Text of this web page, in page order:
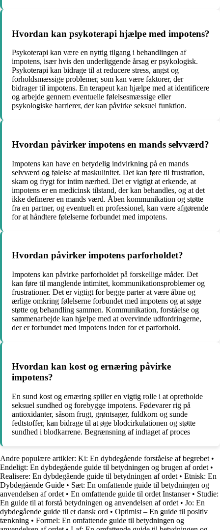
Hvordan kan psykoterapi hjælpe med impotens?
Psykoterapi kan være en nyttig tilgang i behandlingen af
impotens, især hvis den underliggende årsag er psykologisk.
Psykoterapi kan bidrage til at reducere stress, angst og
forholdsmæssige problemer, som kan være faktorer, der
bidrager til impotens. En terapeut kan hjælpe med at identificere
og arbejde gennem eventuelle følelsesmæssige eller
psykologiske barrierer, der kan påvirke seksuel funktion.
Hvordan påvirker impotens en mands selvværd?
Impotens kan have en betydelig indvirkning på en mands
selvværd og følelse af maskulinitet. Det kan føre til frustration,
skam og frygt for intim nærhed. Det er vigtigt at erkende, at
impotens er en medicinsk tilstand, der kan behandles, og at det
ikke definerer en mands værd. Åben kommunikation og støtte
fra en partner, og eventuelt en professionel, kan være afgørende
for at håndtere følelserne forbundet med impotens.
Hvordan påvirker impotens parforholdet?
Impotens kan påvirke parforholdet på forskellige måder. Det
kan føre til manglende intimitet, kommunikationsproblemer og
frustrationer. Det er vigtigt for begge parter at være åbne og
ærlige omkring følelserne forbundet med impotens og at søge
støtte og behandling sammen. Kommunikation, forståelse og
sammenarbejde kan hjælpe med at overvinde udfordringerne,
der er forbundet med impotens inden for et parforhold.
Hvordan kan kost og ernæring påvirke
impotens?
En sund kost og ernæring spiller en vigtig rolle i at opretholde
seksuel sundhed og forebygge impotens. Fødevarer rig på
antioxidanter, såsom frugt, grøntsager, fuldkorn og sunde
fedtstoffer, kan bidrage til at øge blodcirkulationen og støtte
sundhed i blodkarrene. Begrænsning af indtaget af proces
Andre populære artikler: Ki: En dybdegående forståelse af begrebet •
Endeligt: En dybdegående guide til betydningen og brugen af ordet •
Realisere: En dybdegående guide til betydningen af ordet • Etnisk: En
Dybdegående Guide • Sæt: En omfattende guide til betydningen og
anvendelsen af ordet • En omfattende guide til ordet Instanser• Studie:
En guide til at forstå betydningen og anvendelsen af ordet • Jo: En
dybdegående guide til et dansk ord • Optimist – En guide til positiv
tænkning • Formel: En omfattende guide til betydningen og